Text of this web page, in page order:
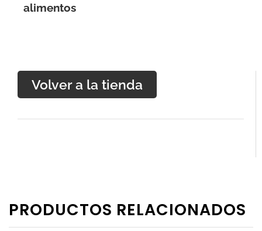
Volver a la tienda
alimentos
PRODUCTOS RELACIONADOS